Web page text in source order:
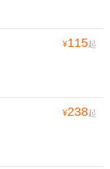
¥115起
¥238起